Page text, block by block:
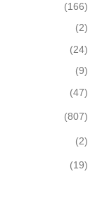
(166)
(2)
(24)
(9)
(47)
(807)
(2)
(19)